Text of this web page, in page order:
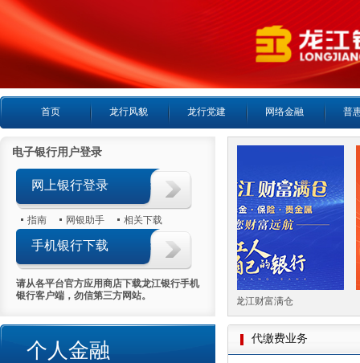
首页 龙行风貌 龙行党建 网络金融 普
电子银行用户登录
网上银行登录
指南 网银助手 相关下载
手机银行下载
请从各平台官方应用商店下载龙江银行手机
银行客户端，勿信第三方网站。
个人金融
喜报首日热销5000万 幸福龙江财富满仓
代缴费业务